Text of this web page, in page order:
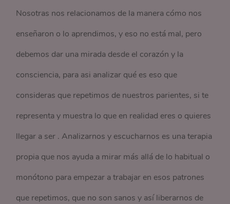
Nosotras nos relacionamos de la manera cómo nos
enseñaron o lo aprendimos, y eso no está mal, pero
debemos dar una mirada desde el corazón y la
consciencia, para asi analizar qué es eso que
consideras que repetimos de nuestros parientes, si te
representa y muestra lo que en realidad eres o quieres
llegar a ser . Analizarnos y escucharnos es una terapia
propia que nos ayuda a mirar más allá de lo habitual o
monótono para empezar a trabajar en esos patrones
que repetimos, que no son sanos y así liberarnos de